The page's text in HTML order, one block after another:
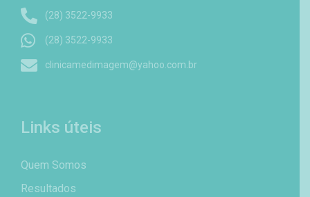
(28) 3522-9933
(28) 3522-9933
clinicamedimagem@yahoo.com.br
Links úteis
Quem Somos
Resultados